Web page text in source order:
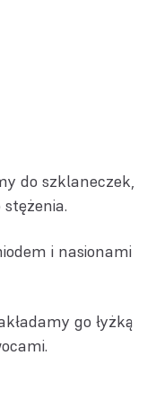
do szklaneczek,
i nasionami
go łyżką